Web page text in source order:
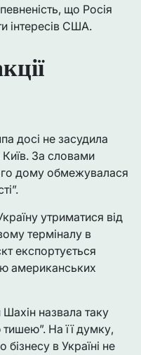
що Росія
інтересів США.
досі не засудила
Київ. За словами
дому обмежувалася
утриматися від
терміналу в
експортується
американських
назвала таку
На її думку,
в Україні не